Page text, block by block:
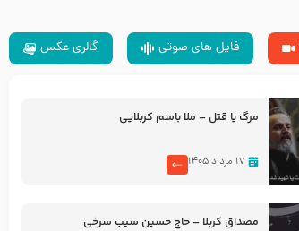
فایل های صوتی گالری عکس
مرگ یا قتل – ملا باسم کربلایی
۱۷ مرداد ۱۴۰۵
مصداق کربلا – حاج حسین سیب سرخی